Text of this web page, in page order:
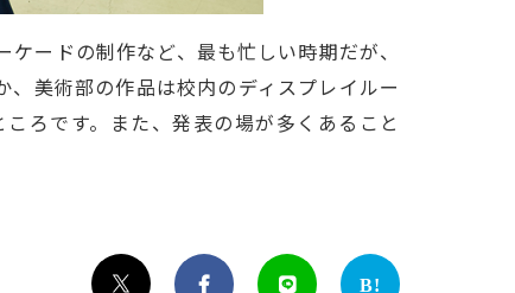
ードの制作など、最も忙しい時期だが、
美術部の作品は校内のディスプレイルー
ろです。また、発表の場が多くあること
  B!